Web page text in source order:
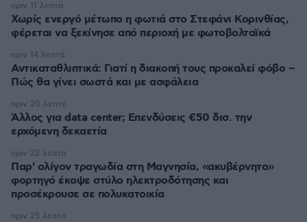
Χωρίς ενεργό μέτωπο η φωτιά στο Στεφάνι Κορινθίας,
φέρεται να ξεκίνησε από περιοχή με φωτοβολταϊκά
πριν 11 λεπτά
Αντικαταθλιπτικά: Γιατί η διακοπή τους προκαλεί φόβο –
Πώς θα γίνει σωστά και με ασφάλεια
πριν 14 λεπτά
Άλλος για data center; Επενδύσεις €50 δισ. την
ερχόμενη δεκαετία
πριν 20 λεπτά
Παρ' ολίγον τραγωδία στη Μαγνησία, «ακυβέρνητο»
φορτηγό έκοψε στύλο ηλεκτροδότησης και
προσέκρουσε σε πολυκατοικία
πριν 22 λεπτά
πριν 25 λεπτά